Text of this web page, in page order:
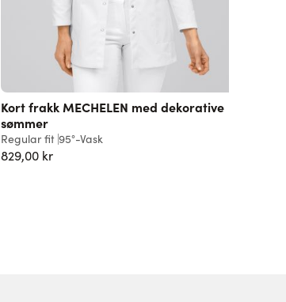
Kort frakk MECHELEN med dekorative
sømmer
Regular fit 95°-Vask
829,00 kr